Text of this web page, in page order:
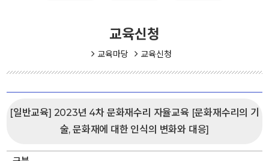
교육신청
교육마당 교육신청
[일반교육] 2023년 4차 문화재수리 자율교육 [문화재수리의 기
술, 문화재에 대한 인식의 변화와 대응]